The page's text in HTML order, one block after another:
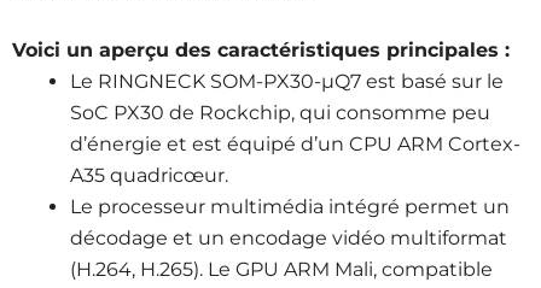
Voici un aperçu des caractéristiques principales :
Le RINGNECK SOM-PX30-µQ7 est basé sur le
SoC PX30 de Rockchip, qui consomme peu
d’énergie et est équipé d’un CPU ARM Cortex-
A35 quadricœur.
Le processeur multimédia intégré permet un
décodage et un encodage vidéo multiformat
(H.264, H.265). Le GPU ARM Mali, compatible